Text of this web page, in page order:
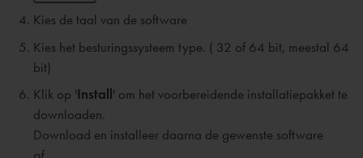
Kies de taal van de software
Kies het besturingssysteem type. ( 32 of 64 bit, meestal 64
bit)
Klik op 'Install' om het voorbereidende installatiepakket te
downloaden.
Download en installeer daarna de gewenste software